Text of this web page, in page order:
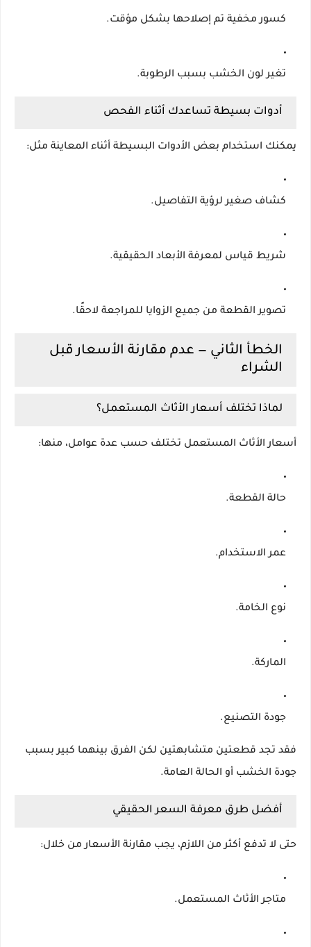
كسور مخفية تم إصلاحها بشكل مؤقت.
تغير لون الخشب بسبب الرطوبة.
أدوات بسيطة تساعدك أثناء الفحص
يمكنك استخدام بعض الأدوات البسيطة أثناء المعاينة مثل:
كشاف صغير لرؤية التفاصيل.
شريط قياس لمعرفة الأبعاد الحقيقية.
تصوير القطعة من جميع الزوايا للمراجعة لاحقًا.
الخطأ الثاني — عدم مقارنة الأسعار قبل
الشراء
لماذا تختلف أسعار الأثاث المستعمل؟
أسعار الأثاث المستعمل تختلف حسب عدة عوامل، منها:
حالة القطعة.
عمر الاستخدام.
نوع الخامة.
الماركة.
جودة التصنيع.
فقد تجد قطعتين متشابهتين لكن الفرق بينهما كبير بسبب
جودة الخشب أو الحالة العامة.
أفضل طرق معرفة السعر الحقيقي
حتى لا تدفع أكثر من اللازم، يجب مقارنة الأسعار من خلال:
متاجر الأثاث المستعمل.